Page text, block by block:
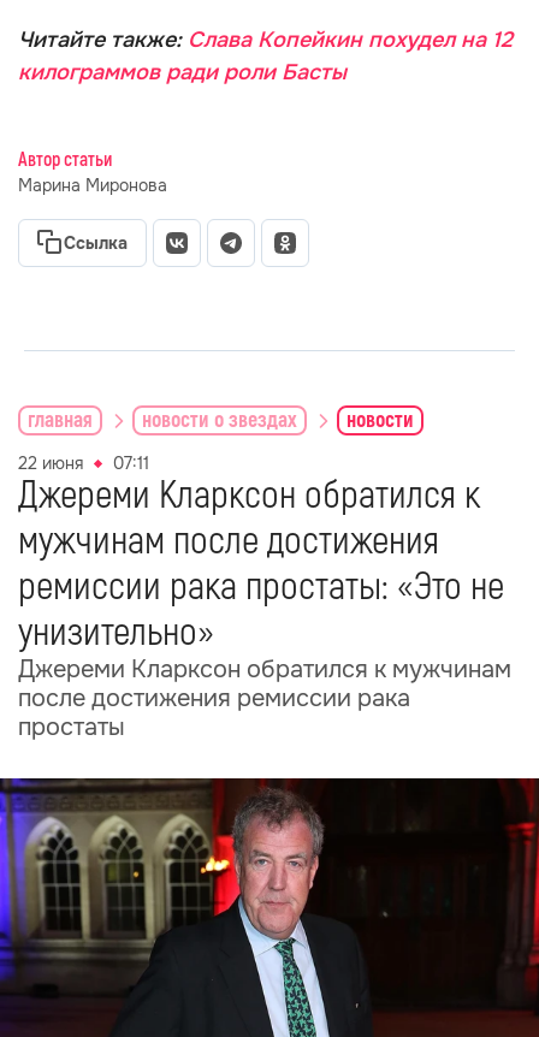
Читайте также: Слава Копейкин похудел на 12
килограммов ради роли Басты
Автор статьи
Марина Миронова
Ссылка
главная новости о звездах новости
22 июня 07:11
Джереми Кларксон обратился к
мужчинам после достижения
ремиссии рака простаты: «Это не
унизительно»
Джереми Кларксон обратился к мужчинам
после достижения ремиссии рака
простаты